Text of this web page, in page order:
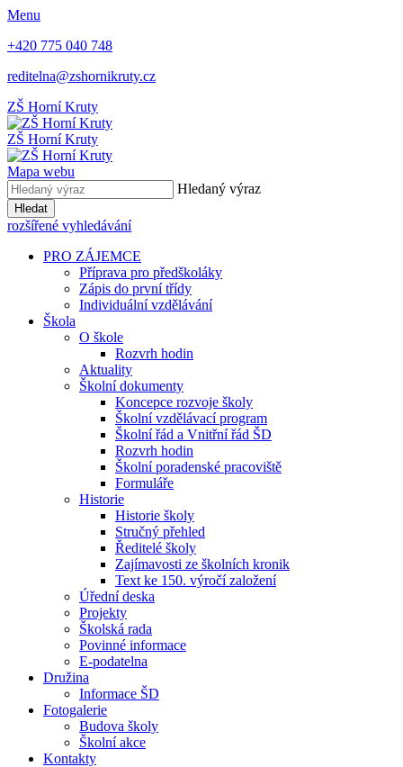
Menu
+420 775 040 748
reditelna@zshornikruty.cz
ZŠ Horní Kruty
ZŠ Horní Kruty
Mapa webu
Hledaný výraz
Hledat
rozšířené vyhledávání
PRO ZÁJEMCE
Příprava pro předškoláky
Zápis do první třídy
Individuální vzdělávání
Škola
O škole
Rozvrh hodin
Aktuality
Školní dokumenty
Koncepce rozvoje školy
Školní vzdělávací program
Školní řád a Vnitřní řád ŠD
Rozvrh hodin
Školní poradenské pracoviště
Formuláře
Historie
Historie školy
Stručný přehled
Ředitelé školy
Zajímavosti ze školních kronik
Text ke 150. výročí založení
Úřední deska
Projekty
Školská rada
Povinné informace
E-podatelna
Družina
Informace ŠD
Fotogalerie
Budova školy
Školní akce
Kontakty